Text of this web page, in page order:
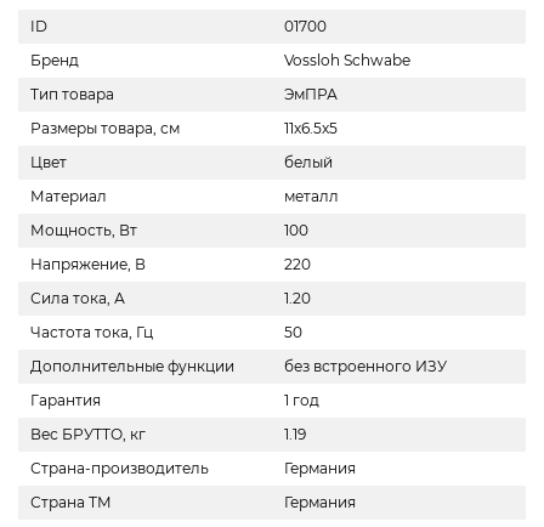
ID
01700
Бренд
Vossloh Schwabe
Тип товара
ЭмПРА
Размеры товара, см
11х6.5х5
Цвет
белый
Материал
металл
Мощность, Вт
100
Напряжение, В
220
Сила тока, А
1.20
Частота тока, Гц
50
Дополнительные функции
без встроенного ИЗУ
Гарантия
1 год
Вес БРУТТО, кг
1.19
Страна-производитель
Германия
Страна ТМ
Германия